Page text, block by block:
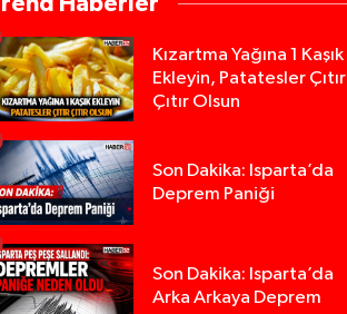
Kızartma Yağına 1 Kaşık
Ekleyin, Patatesler Çıtır
Çıtır Olsun
Son Dakika: Isparta’da
Deprem Paniği
Son Dakika: Isparta’da
Arka Arkaya Deprem